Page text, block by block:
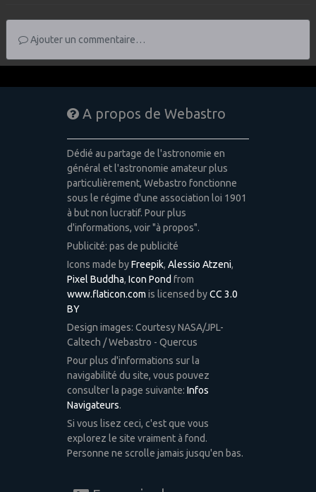
Ajouter un commentaire…
A propos de Webastro
Dédié au partage de l'astronomie en
général et l'astronomie amateur plus
particulièrement, Webastro fonctionne
sous le régime d'une association loi 1901
à but non lucratif. Pour plus
d'informations, voir "à propos".
Publicité: pas de publicité
Icons made byFreepik, Alessio Atzeni,
Pixel Buddha, Icon Pond from
www.flaticon.com is licensed byCC 3.0
BY
Design images: Courtesy NASA/JPL-
Caltech / Webastro - Quercus
Pour plus d'informations sur la
navigabilité du site, vous pouvez
consulter la page suivante: Infos
Navigateurs.
Si vous lisez ceci, c'est que vous
explorez le site vraiment à fond.
Personne ne scrolle jamais jusqu'en bas.